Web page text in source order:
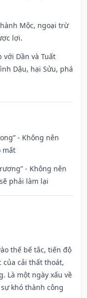
Mộc, ngoại trừ
lợi.
Dần và Tuất
Dậu, hại Sửu, phá
- Không nên
mất
- Không nên
phải làm lại
thế bế tắc, tiến độ
cải thất thoát,
Là một ngày xấu về
khó thành công